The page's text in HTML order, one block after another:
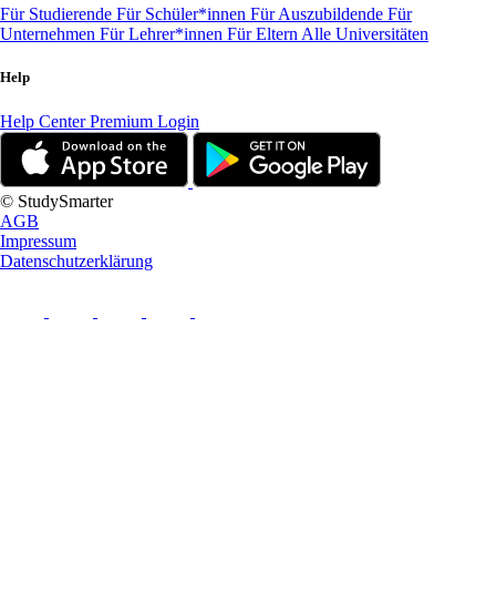
Für Studierende Für Schüler*innen Für Auszubildende Für
Unternehmen Für Lehrer*innen Für Eltern Alle Universitäten
Help
Help CenterPremium Login
© StudySmarter
AGB
Impressum
Datenschutzerklärung